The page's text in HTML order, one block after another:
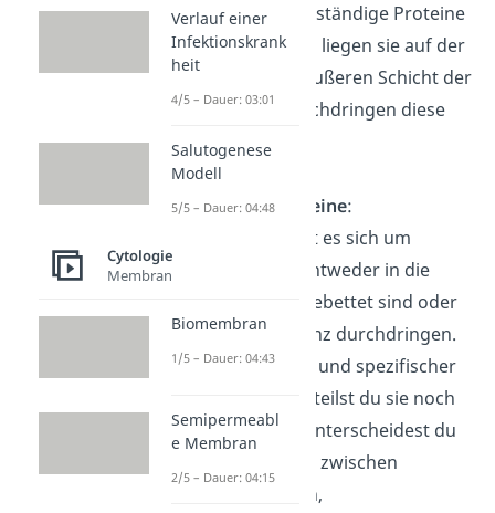
oder membranständige Proteine
genannt. Dabei liegen sie auf der
inneren oder äußeren Schicht der
Membran, durchdringen diese
jedoch nicht.
Integrale Proteine:
Hierbei handelt es sich um
Proteine, die entweder in die
Membran eingebettet sind oder
diese sogar ganz durchdringen.
Je nach Aufbau und spezifischer
Funktion unterteilst du sie noch
weiter. Dabei unterscheidest du
unter anderem zwischen
Kanalproteinen,
Verlauf einer
Infektionskrank
heit
4/5 – Dauer: 03:01
Salutogenese
Modell
5/5 – Dauer: 04:48
Cytologie
Membran
Biomembran
1/5 – Dauer: 04:43
Semipermeabl
e Membran
2/5 – Dauer: 04:15